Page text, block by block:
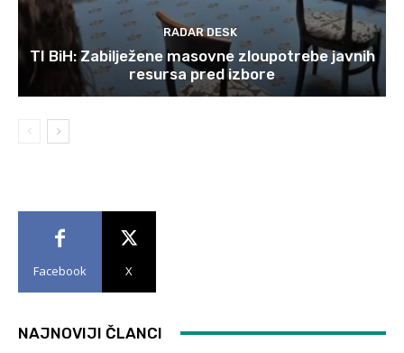
RADAR DESK
TI BiH: Zabilježene masovne zloupotrebe javnih
resursa pred izbore
Facebook X
NAJNOVIJI ČLANCI